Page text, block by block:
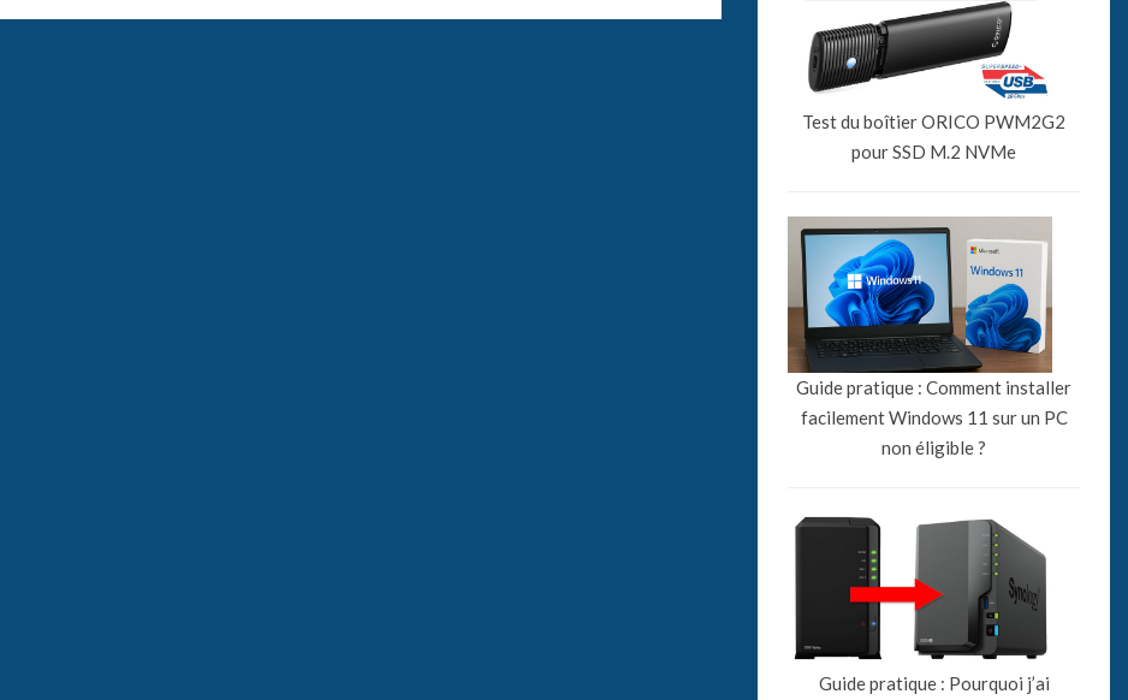
Test du boîtier ORICO PWM2G2
pour SSD M.2 NVMe
Guide pratique : Comment installer
facilement Windows 11 sur un PC
non éligible ?
Guide pratique : Pourquoi j’ai